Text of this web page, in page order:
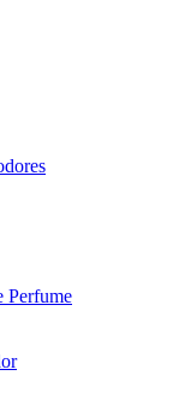
Perfume